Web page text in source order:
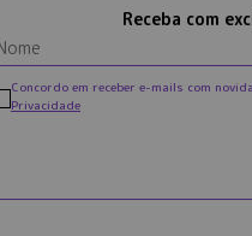
Receba com
Concordo em receber e-mails com
Privacidade